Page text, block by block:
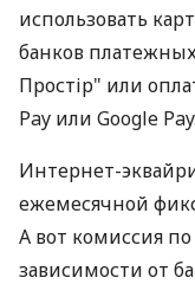
использовать
банков
Простір" или
Pay или Google Pay.
Интернет-
ежемесячной
А вот комиссия
зависимости от